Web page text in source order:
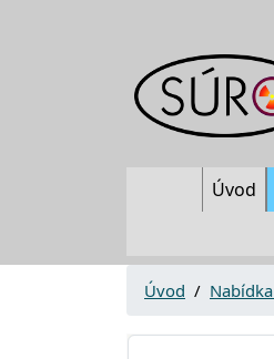
MainÚvod
Úvod
Vyhledat